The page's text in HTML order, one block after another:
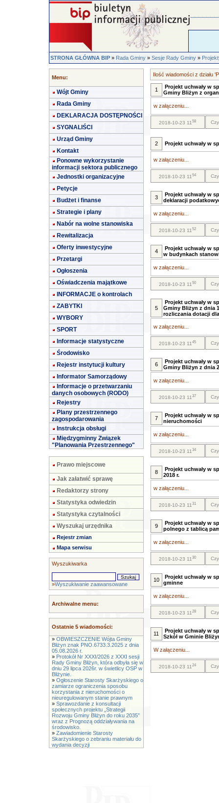
STRONA GŁÓWNA BIP»Rada Gminy»Sesje Rady Gminy»
Menu:
Wójt Gminy
Rada Gminy
DEKLARACJA DOSTĘPNOŚCI
SYGNALIŚCI
Urząd Gminy
Kontakt
Ponowne wykorzystanie
informacji sektora publicznego
Jednostki organizacyjne
Petycje
Budżet i finanse
Strategie i plany
Nabór na wolne stanowiska
Rewitalizacja
Oferty inwestycyjne
Przetargi
Ogłoszenia
Oświadczenia majątkowe
INFORMACJE o kontrolach
ZABYTKI
WYBORY
SPORT
Informacje statystyczne
Środowisko
Rejestr instytucji kultury
Informator Samorządowy
Informacje o przetwarzaniu
danych osobowych (RODO)
Rejestry
Plany przestrzennego
zagospodarowania
Instrukcja obsługi
Międzygminny Związek
"Planowania Przestrzennego"
Prawo miejscowe
Jak załatwić sprawę
Redaktorzy strony
Statystyka odwiedzin
Statystyka czytalności
Wyszukaj urzędnika
Rejestr zmian
Mapa serwisu
Wyszukiwarka
»Wyszukiwanie zaawansowane
Archiwalne menu:
Ostatnie 5 wiadomości:
» OBWIESZCZENIE Wójta Gminy
Bliżyn znak PNO.6733.3.2025 z dnia
05.08.2026 r.
» Protokół Nr XXXI/2026 z XXXI sesji
Rady Gminy Bliżyn, która odbyła się w
dniu 29 lipca 2026r. w świetlicy OSP w
Bliżynie.
» Ogłoszenie Starosty Skarżyskiego o
zamiarze ograniczenia sposobu
korzystania z nieruchomości o
nieuregulowanym stanie prawnym
» Sprawozdanie z konsultacji
społecznych projektu „Strategii
Rozwoju Gminy Bliżyn do roku 2035”
wraz z Prognozą oddziaływania na
środowisko.
» Zawiadomienie Starosty
Skarżyskiego o zebraniu materiału do
wydania decyzji
Ilość wiadomości z działu
1
Projekt uchwały w
Gminy Bliżyn z
w załączeniu...
2018-10-23 1158
2 Projekt uchwały w
w załączeniu...
2018-10-23 1154
3
Projekt uchwały w
deklaracji
w załączeniu...
2018-10-23 1152
4
Projekt uchwały w
w budynkach
w załączeniu...
2018-10-23 1150
5
Projekt uchwały w
Gminy Bliżyn z dnia
rozliczania dotacji
w załączeniu...
2018-10-23 1145
6
Projekt uchwały w
Gminy Bliżyn z dnia
w załączeniu...
2018-10-23 1137
7
Projekt uchwały w
nieruchomości
w załączeniu...
2018-10-23 1134
8
Projekt uchwały w
2018 r.
w załączeniu...
2018-10-23 1131
9
Projekt uchwały w
polnego z tablicą
w załączeniu...
2018-10-23 1130
10
Projekt uchwały w
gminne
w załączeniu...
2018-10-23 1128
11
Projekt uchwały w
Szkół w Gminie
W załączeniu...
2018-10-23 1124